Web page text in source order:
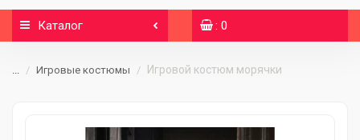
Каталог : 0
... Игровые костюмы Игровой костюм морячки